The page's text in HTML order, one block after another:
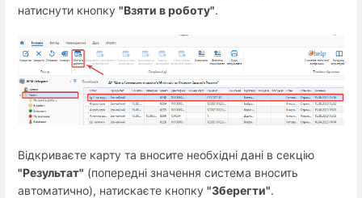
натиснути кнопку "Взяти в роботу".
Відкриваєте карту та вносите необхідні дані в секцію
"Результат" (попередні значення система вносить
автоматично), натискаєте кнопку "Зберегти".